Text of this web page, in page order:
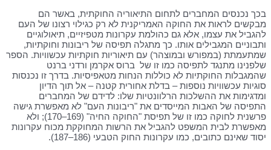
בכך נכנסים המחברים לתחום התיאוריה החוקתית, באשר הם
מבקשים לראות את החוקה האמריקנית לא רק כגילוי רצונו של העם
להגביל את עצמו, אלא גם כהולמת עקרונות מטפיזיים, תיאולוגיים
ותבוניים המגבילים אותו. כך מתגלה תפיסה של ריבונות וחוקתיות,
שמתעמתת (במפורש ובמוצהר) עם תיאוריות חוקתיות עכשוויות. הספר
שלפנינו מתנגד לתפיסה כמו זו של ברוס אקרמן ורדני ברנט
שהמגבלות החוקתיות לא כוללות הנחות מטאפיסיות. בדרך זו נכנסות
סוגיות עכשוויות נוספות – בדלת אחורית קטנה – אל תוך הדיון
ומדגימות את ההשלכות הרלוונטיות שלו: לדידם של המחברים
התפיסה של האבות המייסדים את "ריבונות העם" לא מאפשרת גישה
פרשנית לחוקה כמו זו של תפיסת "החוקה החיה" (169–170); ולא
מאפשרת לבית המשפט להגביל את הרשות המחוקקת מכוח עקרונות
יסוד שאינם כתובים, כמו עקרונות החוק הטבעי (186–187).